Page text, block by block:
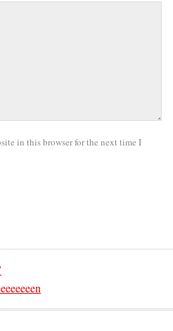
in this browser for the next time I